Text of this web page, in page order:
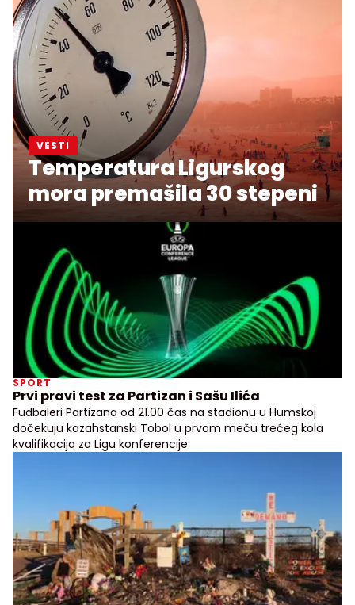
VESTI
Temperatura Ligurskog
mora premašila 30 stepeni
SPORT
Prvi pravi test za Partizan i Sašu Ilića
Fudbaleri Partizana od 21.00 čas na stadionu u Humskoj
dočekuju kazahstanski Tobol u prvom meču trećeg kola
kvalifikacija za Ligu konferencije